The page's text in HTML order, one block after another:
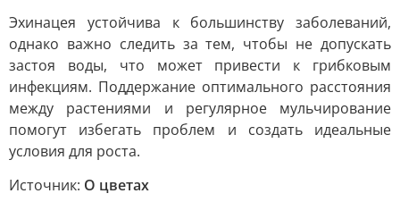
Эхинацея устойчива к большинству заболеваний,
однако важно следить за тем, чтобы не допускать
застоя воды, что может привести к грибковым
инфекциям. Поддержание оптимального расстояния
между растениями и регулярное мульчирование
помогут избегать проблем и создать идеальные
условия для роста.
Источник: О цветах